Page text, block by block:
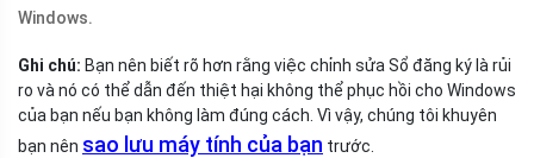
Windows.
Ghi chú: Bạn nên biết rõ hơn rằng việc chỉnh sửa Sổ đăng ký là rủi
ro và nó có thể dẫn đến thiệt hại không thể phục hồi cho Windows
của bạn nếu bạn không làm đúng cách. Vì vậy, chúng tôi khuyên
bạn nên sao lưu máy tính của bạn trước.